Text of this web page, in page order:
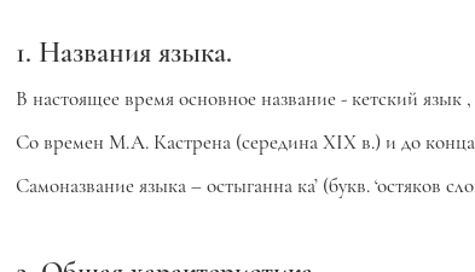
1. Названия языка.
В настоящее время основное название -кетский язык
Со времен М.А. Кастрена (середина XIX в.) и до конца
Самоназвание языка –остыганна ка’ (букв. ‘остяков